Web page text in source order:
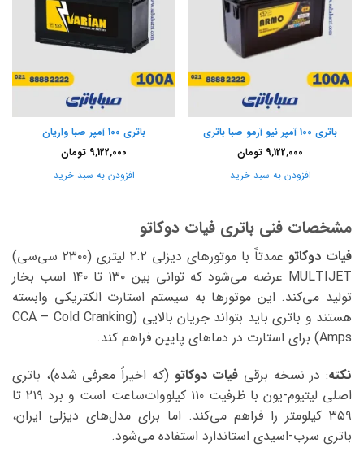
باتری 100 آمپر نیو آرمو صبا باتری
9,122,000 تومان
افزودن به سبد خرید
باتری 100 آمپر صبا واریان
9,122,000 تومان
افزودن به سبد خرید
مشخصات فنی باتری فیات دوکاتو
فیات دوکاتو
عمدتاً با موتورهای دیزلی ۲.۲ لیتری (۲۳۰۰ سی‌سی)
MULTIJET عرضه می‌شود که توانی بین ۱۳۰ تا ۱۴۰ اسب بخار
تولید می‌کند. این موتورها به سیستم استارت الکتریکی وابسته
هستند و باتری باید بتواند جریان بالایی (CCA – Cold Cranking
Amps) برای استارت در دماهای پایین فراهم کند.
نکته: در نسخه برقی فیات دوکاتو (که اخیراً معرفی شده)، باتری
اصلی لیتیوم-یون با ظرفیت ۱۱۰ کیلووات‌ساعت است و برد ۲۱۹ تا
۳۵۹ کیلومتر را فراهم می‌کند. اما برای مدل‌های دیزلی ایران،
باتری سرب-اسیدی استاندارد استفاده می‌شود.